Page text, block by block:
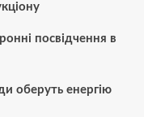
посвідчення в
оберуть енергію